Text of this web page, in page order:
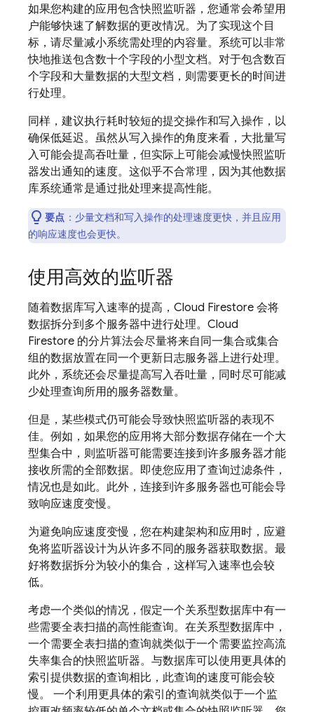
如果您构建的应用包含快照监听器，您通常会希望用
户能够快速了解数据的更改情况。为了实现这个目
标，请尽量减小系统需处理的内容量。系统可以非常
快地推送包含数十个字段的小型文档。对于包含数百
个字段和大量数据的大型文档，则需要更长的时间进
行处理。
同样，建议执行耗时较短的提交操作和写入操作，以
确保低延迟。虽然从写入操作的角度来看，大批量写
入可能会提高吞吐量，但实际上可能会减慢快照监听
器发出通知的速度。这似乎不合常理，因为其他数据
库系统通常是通过批处理来提高性能。
要点 ：少量文档和写入操作的处理速度更快，并且应用
的响应速度也会更快。
使用高效的监听器
随着数据库写入速率的提高， Cloud Firestore 会将
数据拆分到多个服务器中进行处理。 Cloud
Firestore 的分片算法会尽量将来自同一集合或集合
组的数据放置在同一个更新日志服务器上进行处理。
此外，系统还会尽量提高写入吞吐量，同时尽可能减
少处理查询所用的服务器数量。
但是，某些模式仍可能会导致快照监听器的表现不
佳。例如，如果您的应用将大部分数据存储在一个大
型集合中，则监听器可能需要连接到许多服务器才能
接收所需的全部数据。即使您应用了查询过滤条件，
情况也是如此。此外，连接到许多服务器也可能会导
致响应速度变慢。
为避免响应速度变慢，您在构建架构和应用时，应避
免将监听器设计为从许多不同的服务器获取数据。最
好将数据拆分为较小的集合，这样写入速率也会较
低。
考虑一个类似的情况，假定一个关系型数据库中有一
些需要全表扫描的高性能查询。在关系型数据库中，
一个需要全表扫描的查询就类似于一个需要监控高流
失率集合的快照监听器。与数据库可以使用更具体的
索引提供数据的查询相比，此查询的速度可能会较
慢。 一个利用更具体的索引的查询就类似于一个监